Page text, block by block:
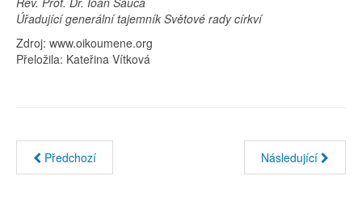
Úřadující generální tajemník Světové rady církví
Zdroj: www.oikoumene.org
Přeložila: Kateřina Vítková
Předchozí Následující